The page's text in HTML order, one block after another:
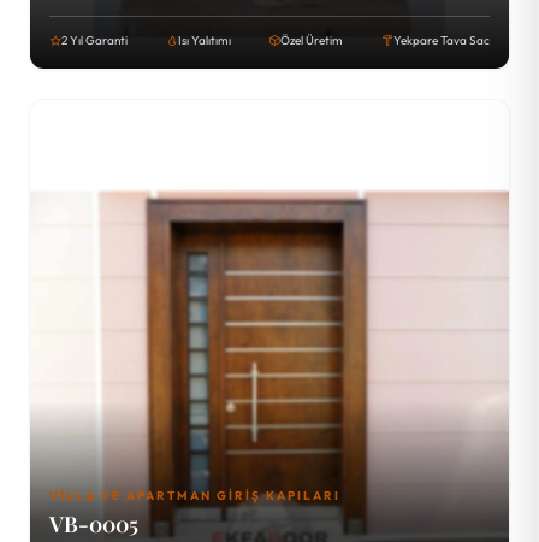
2 Yıl Garanti Isı Yalıtımı Özel Üretim Yekpare Tava Sac
VILLA VE APARTMAN GIRIŞ KAPILARI
VB-0005